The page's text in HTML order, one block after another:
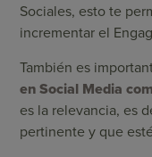
Sociales, esto te
incrementar el
También es
en Social Media
es la relevancia, es
pertinente y que